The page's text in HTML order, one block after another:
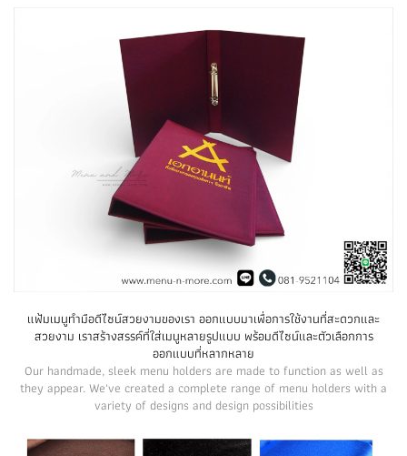
แฟ้มเมนูทำมือดีไซน์สวยงามของเรา ออกแบบมาเพื่อการใช้งานที่สะดวกและ
สวยงาม เราสร้างสรรค์ที่ใส่เมนูหลายรูปแบบ พร้อมดีไซน์และตัวเลือกการ
ออกแบบที่หลากหลาย
Our handmade, sleek menu holders are made to function as well as
they appear. We've created a complete range of menu holders with a
variety of designs and design possibilities